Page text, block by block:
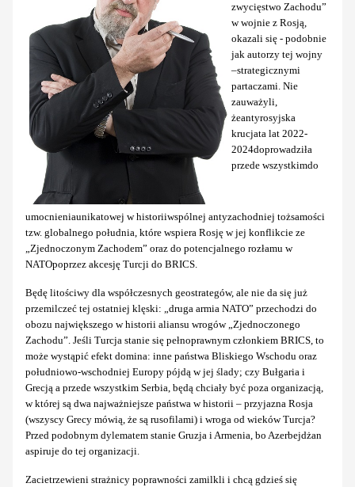
zwycięstwo Zachodu”
w wojnie z Rosją,
okazali się - podobnie
jak autorzy tej wojny
–strategicznymi
partaczami. Nie
zauważyli,
żeantyrosyjska
krucjata lat 2022-
2024doprowadziła
przede wszystkimdo
umocnieniaunikatowej w historiiwspólnej antyzachodniej tożsamości
tzw. globalnego południa, które wspiera Rosję w jej konflikcie ze
„Zjednoczonym Zachodem” oraz do potencjalnego rozłamu w
NATOpoprzez akcesję Turcji do BRICS.
Będę litościwy dla współczesnych geostrategów, ale nie da się już
przemilczeć tej ostatniej klęski: „druga armia NATO” przechodzi do
obozu największego w historii aliansu wrogów „Zjednoczonego
Zachodu”. Jeśli Turcja stanie się pełnoprawnym członkiem BRICS, to
może wystąpić efekt domina: inne państwa Bliskiego Wschodu oraz
południowo-wschodniej Europy pójdą w jej ślady; czy Bułgaria i
Grecją a przede wszystkim Serbia, będą chciały być poza organizacją,
w której są dwa najważniejsze państwa w historii – przyjazna Rosja
(wszyscy Grecy mówią, że są rusofilami) i wroga od wieków Turcja?
Przed podobnym dylematem stanie Gruzja i Armenia, bo Azerbejdżan
aspiruje do tej organizacji.
Zacietrzewieni strażnicy poprawności zamilkli i chcą gdzieś się